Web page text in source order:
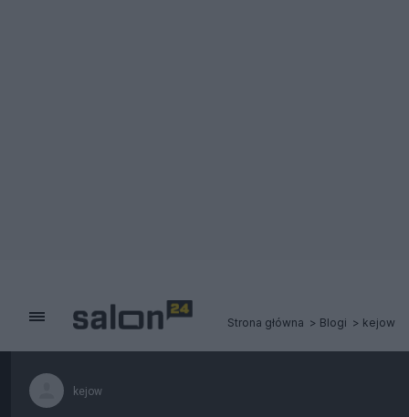
Strona główna Blogi kejow
kejow